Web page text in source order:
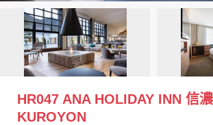
創造旅遊
HR047 ANA HOLIDAY INN 信
KUROYON